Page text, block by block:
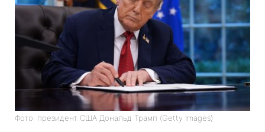
Фото: президент США Дональд Трамп (Getty Images)